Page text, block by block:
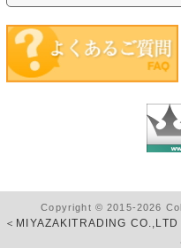
Copyright © 2015-2026
＜MIYAZAKITRADING